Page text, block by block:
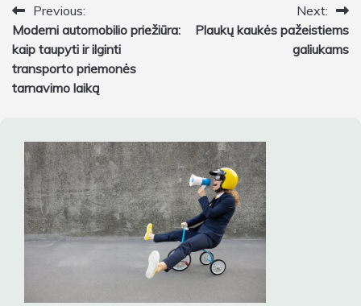
Navigacija
tarp
įrašų
Previous:
Moderni automobilio priežiūra:
kaip taupyti ir ilginti
transporto priemonės
tarnavimo laiką
Next:
Plaukų kaukės pažeistiems
galiukams